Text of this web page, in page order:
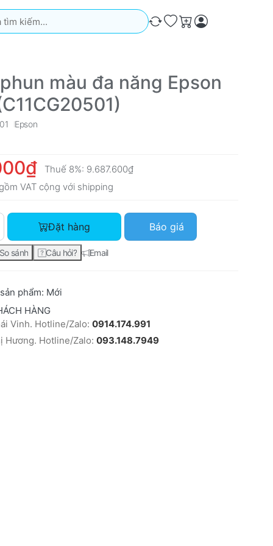
Kết quả sẽ tự động xuất hiện khi bạn nhập. Nhấn phím
So sánh
Ưa thích
Giỏ hàng
màu đa năng Epson
Epson
Thuế 8%: 9.687.600₫
VAT cộng với shipping
Máy in phun màu đa năng Epson L6170 (C11CG20501) với
Đặt hàng Báo giá
So sánh Câu hỏi? Email
phẩm: Mới
HÀNG
Vinh. Hotline/Zalo: 0914.174.991
Hương. Hotline/Zalo: 093.148.7949